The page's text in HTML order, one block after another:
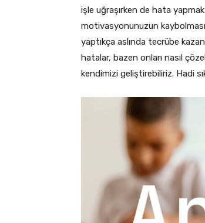
işle uğraşırken de hata
motivasyonunuzun
yaptıkça aslında tecrübe
hatalar, bazen onları nasıl
kendimizi geliştirebiliriz. Hadi